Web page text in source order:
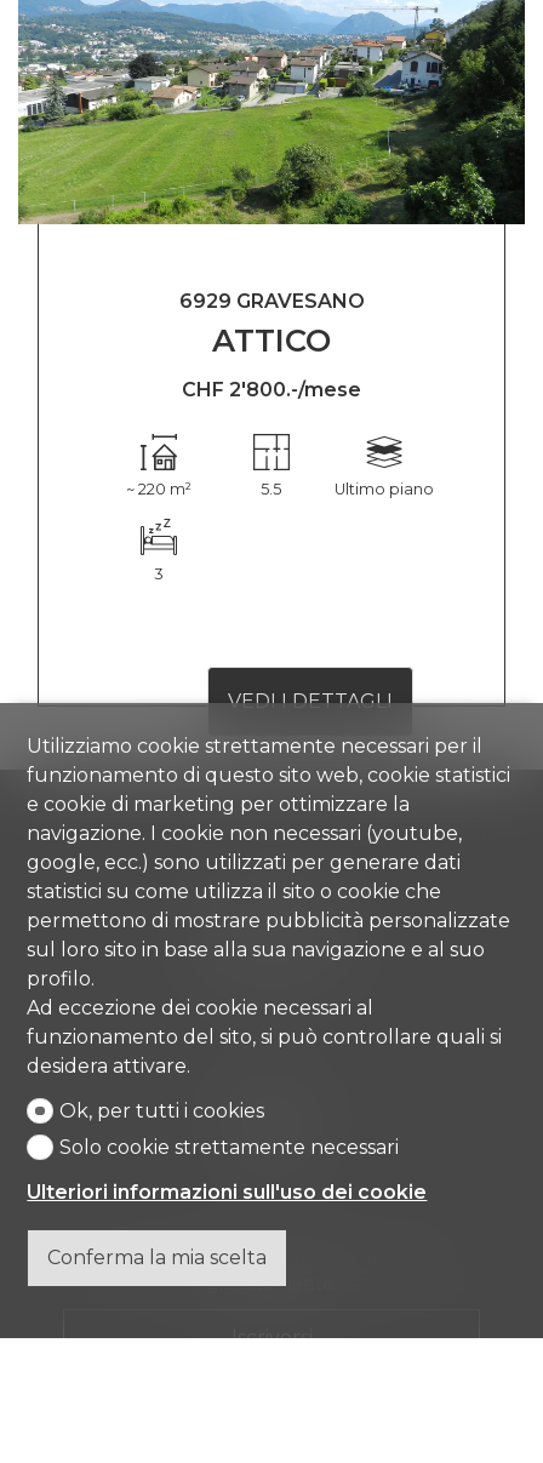
ATTICO
6929 GRAVESANO
CHF 2'800.-/mese
~ 220 m² 5.5 Ultimo piano
3
VEDI I DETTAGLI
Comisa SA
Strada di Gandria 4
6976 Castagnola
Tel. +41 91 971 67 00
Beni immobili
Contatto
Non perdere nessun oggetto, registrarsi
gratuitamente.
Iscriversi
Utilizziamo cookie strettamente necessari per il
funzionamento di questo sito web, cookie statistici
e cookie di marketing per ottimizzare la
navigazione. I cookie non necessari (youtube,
google, ecc.) sono utilizzati per generare dati
statistici su come utilizza il sito o cookie che
permettono di mostrare pubblicità personalizzate
sul loro sito in base alla sua navigazione e al suo
profilo.
Ad eccezione dei cookie necessari al
funzionamento del sito, si può controllare quali si
desidera attivare.
Ok, per tutti i cookies
Solo cookie strettamente necessari
Ulteriori informazioni sull'uso dei cookie
Conferma la mia scelta